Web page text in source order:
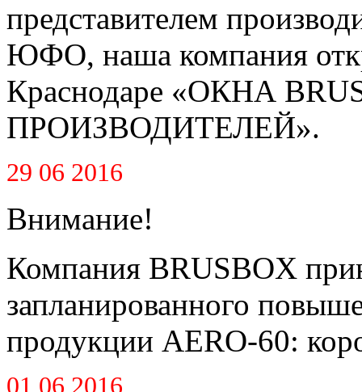
представителем
ЮФО, наша компания
Краснодаре «ОКНА
ПРОИЗВОДИТЕЛЕЙ».
29 06 2016
Внимание!
Компания BRUSBOX
запланированного
продукции AERO-60:
01 06 2016